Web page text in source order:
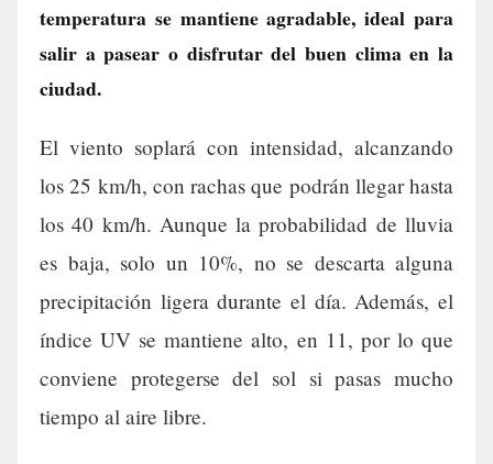
temperatura se mantiene agradable, ideal para
salir a pasear o disfrutar del buen clima en la
ciudad.
El viento soplará con intensidad, alcanzando
los 25 km/h, con rachas que podrán llegar hasta
los 40 km/h. Aunque la probabilidad de lluvia
es baja, solo un 10%, no se descarta alguna
precipitación ligera durante el día. Además, el
índice UV se mantiene alto, en 11, por lo que
conviene protegerse del sol si pasas mucho
tiempo al aire libre.